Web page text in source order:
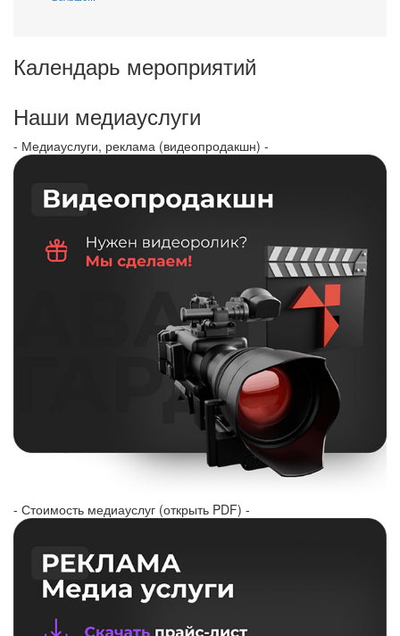
Календарь мероприятий
Наши медиауслуги
- Медиауслуги, реклама (видеопродакшн) -
- Стоимость медиауслуг (открыть PDF) -